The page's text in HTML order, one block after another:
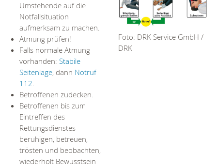
Foto: DRK Service GmbH /
DRK
Umstehende auf die
Notfallsituation
aufmerksam zu machen.
Atmung prüfen!
Falls normale Atmung
vorhanden: Stabile
Seitenlage, dann Notruf
112.
Betroffenen zudecken.
Betroffenen bis zum
Eintreffen des
Rettungsdienstes
beruhigen, betreuen,
trösten und beobachten,
wiederholt Bewusstsein